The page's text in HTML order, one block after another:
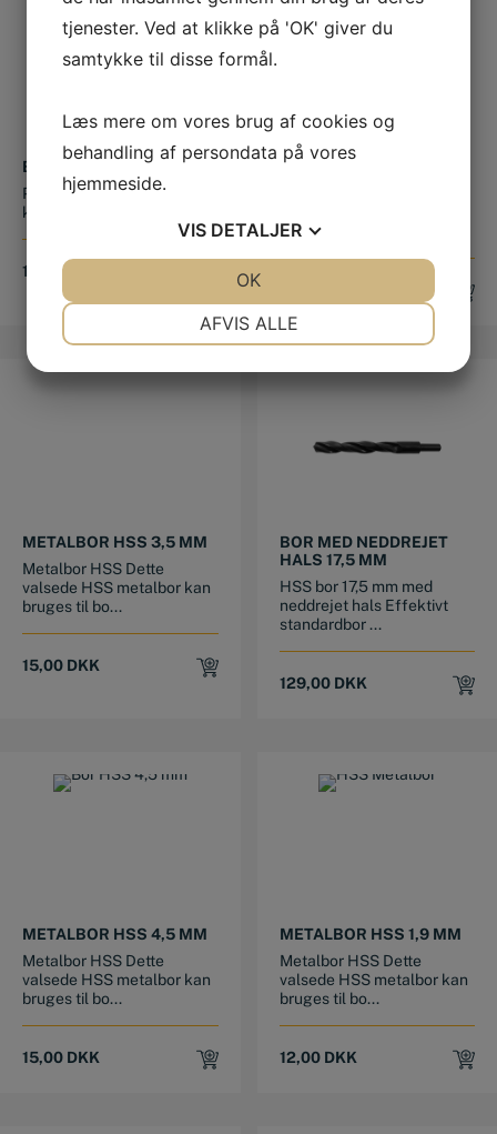
BITS 50 MM PH 2
Professionelle bits i god
kvalitet. 50 mm. pr. stk.
15,00
METALBOR HSS 3,8 MM
bruges til bo...
METALBOR HSS 3,5 MM
Metalbor HSS Dette
valsede HSS metalbor kan
bruges til bo...
15,00 DKK
BOR MED NEDDREJET
HALS 17,5 MM
HSS bor 17,5 mm med
neddrejet hals Effektivt
standardbor ...
129,00 DKK
METALBOR HSS 4,5 MM
Metalbor HSS Dette
valsede HSS metalbor kan
bruges til bo...
15,00 DKK
METALBOR HSS 1,9 MM
Metalbor HSS Dette
valsede HSS metalbor kan
bruges til bo...
12,00 DKK
tjenester. Ved at klikke på 'OK' giver du
samtykke til disse formål.
Læs mere om vores brug af cookies og
behandling af persondata på vores
hjemmeside.
VIS DETALJER
AFVIS ALLE
OK